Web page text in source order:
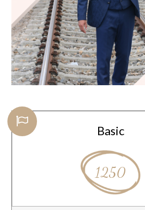
Basic
1250